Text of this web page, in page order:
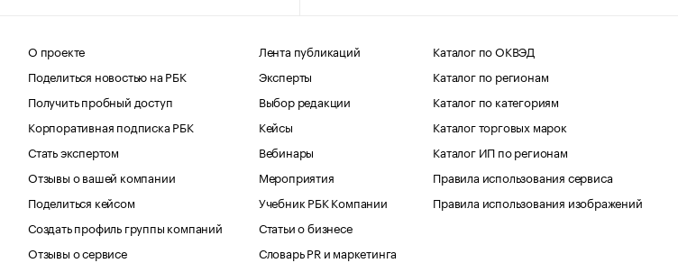
О проекте
Поделиться новостью на РБК
Получить пробный доступ
Корпоративная подписка РБК
Стать экспертом
Отзывы о вашей компании
Поделиться кейсом
Создать профиль группы компаний
Отзывы о сервисе
Лента публикаций
Эксперты
Выбор редакции
Кейсы
Вебинары
Мероприятия
Учебник РБК Компании
Статьи о бизнесе
Словарь PR и маркетинга
Каталог по ОКВЭД
Каталог по регионам
Каталог по категориям
Каталог торговых марок
Каталог ИП по регионам
Правила использования сервиса
Правила использования изображений